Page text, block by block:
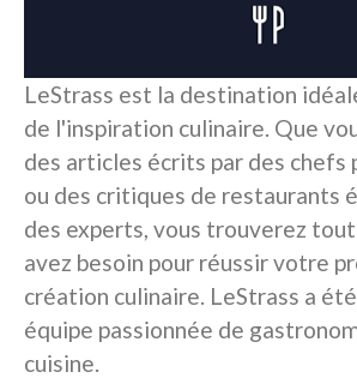
LeStrass est la destination
de l'inspiration culinaire. Que
des articles écrits par des chefs
ou des critiques de restaurants
des experts, vous trouverez
avez besoin pour réussir votre
création culinaire. LeStrass a
équipe passionnée de
cuisine.